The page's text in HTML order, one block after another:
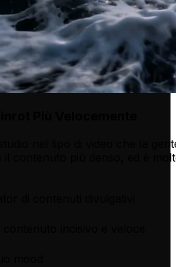
Più Velocemente
nel tipo di video che la
contenuto più denso, ed è
di contenuti divulgativi
incisivo e veloce
mood